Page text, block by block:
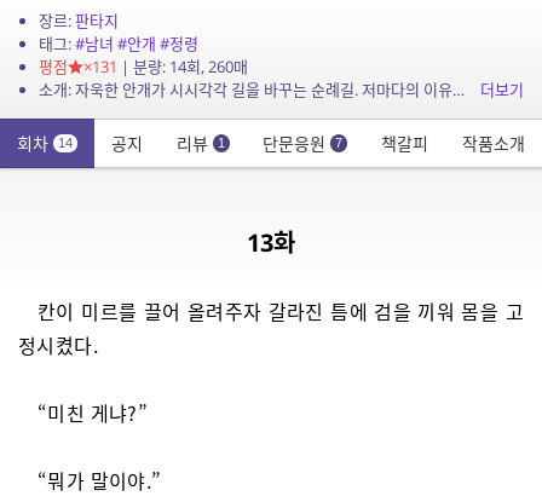
장르:판타지
태그:#남녀 #안개 #정령
평점
×131 | 분량: 14회, 260매
소개: 자욱한 안개가 시시각각 길을 바꾸는 순례길. 저마다의 이유로 순례길을 찾은 사람들은 안내자의 도움을 받아 길을 걷는다. 흑발의 여인이 금발의 안내자를 따라 순례길 위에 발을 올렸다...
더보기
회차 14 공지 리뷰 1 단문응원 7 책갈피 작품소개
13화
칸이 미르를 끌어 올려주자 갈라진 틈에 검을 끼워 몸을 고
정시켰다.
“미친 게냐?”
“뭐가 말이야.”